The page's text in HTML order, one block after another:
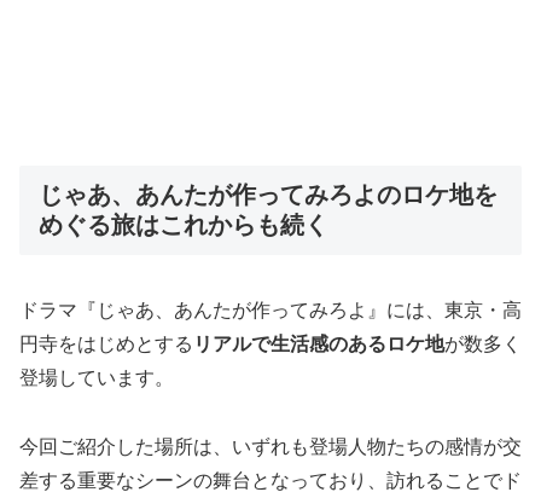
じゃあ、あんたが作ってみろよのロケ地を
めぐる旅はこれからも続く
ドラマ『じゃあ、あんたが作ってみろよ』には、東京・高
円寺をはじめとする リアルで生活感のあるロケ地が数多く
登場しています。
今回ご紹介した場所は、いずれも登場人物たちの感情が交
差する重要なシーンの舞台となっており、訪れることでド